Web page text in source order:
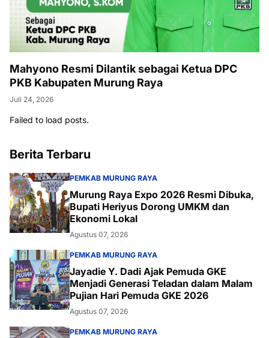
Mahyono Resmi Dilantik sebagai Ketua DPC
PKB Kabupaten Murung Raya
Juli 24, 2026
Failed to load posts.
Berita Terbaru
PEMKAB MURUNG RAYA
Murung Raya Expo 2026 Resmi Dibuka,
Bupati Heriyus Dorong UMKM dan
Ekonomi Lokal
Agustus 07, 2026
PEMKAB MURUNG RAYA
Jayadie Y. Dadi Ajak Pemuda GKE
Menjadi Generasi Teladan dalam Malam
Pujian Hari Pemuda GKE 2026
Agustus 07, 2026
PEMKAB MURUNG RAYA